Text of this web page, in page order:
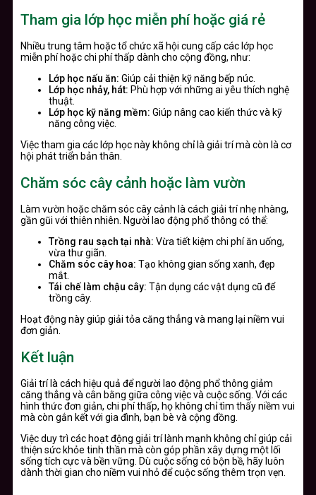
Tham gia lớp học miễn phí hoặc giá rẻ
Nhiều trung tâm hoặc tổ chức xã hội cung cấp các lớp học
miễn phí hoặc chi phí thấp dành cho cộng đồng, như:
Lớp học nấu ăn: Giúp cải thiện kỹ năng bếp núc.
Lớp học nhảy, hát: Phù hợp với những ai yêu thích nghệ
thuật.
Lớp học kỹ năng mềm: Giúp nâng cao kiến thức và kỹ
năng công việc.
Việc tham gia các lớp học này không chỉ là giải trí mà còn là cơ
hội phát triển bản thân.
Chăm sóc cây cảnh hoặc làm vườn
Làm vườn hoặc chăm sóc cây cảnh là cách giải trí nhẹ nhàng,
gần gũi với thiên nhiên. Người lao động phổ thông có thể:
Trồng rau sạch tại nhà: Vừa tiết kiệm chi phí ăn uống,
vừa thư giãn.
Chăm sóc cây hoa: Tạo không gian sống xanh, đẹp
mắt.
Tái chế làm chậu cây: Tận dụng các vật dụng cũ để
trồng cây.
Hoạt động này giúp giải tỏa căng thẳng và mang lại niềm vui
đơn giản.
Kết luận
Giải trí là cách hiệu quả để người lao động phổ thông giảm
căng thẳng và cân bằng giữa công việc và cuộc sống. Với các
hình thức đơn giản, chi phí thấp, họ không chỉ tìm thấy niềm vui
mà còn gắn kết với gia đình, bạn bè và cộng đồng.
Việc duy trì các hoạt động giải trí lành mạnh không chỉ giúp cải
thiện sức khỏe tinh thần mà còn góp phần xây dựng một lối
sống tích cực và bền vững. Dù cuộc sống có bộn bề, hãy luôn
dành thời gian cho niềm vui nhỏ để cuộc sống thêm trọn vẹn.